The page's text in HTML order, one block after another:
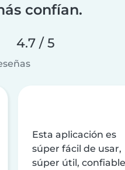
confían.
4.7 / 5
Esta aplicación es
súper fácil de usar,
súper útil,